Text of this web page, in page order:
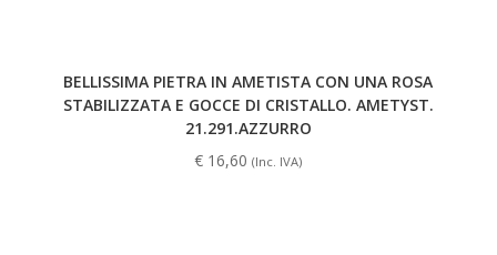
BELLISSIMA PIETRA IN AMETISTA CON UNA ROSA
STABILIZZATA E GOCCE DI CRISTALLO. AMETYST.
21.291.AZZURRO
€ 16,60 (Inc. IVA)